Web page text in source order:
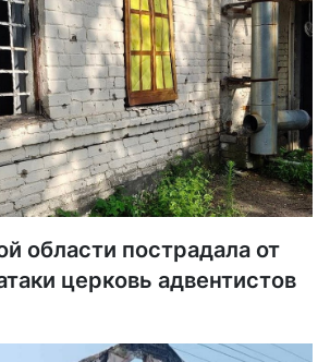
области пострадала от
церковь адвентистов